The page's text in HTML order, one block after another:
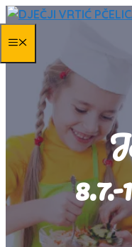
Skip
to
contentMENU